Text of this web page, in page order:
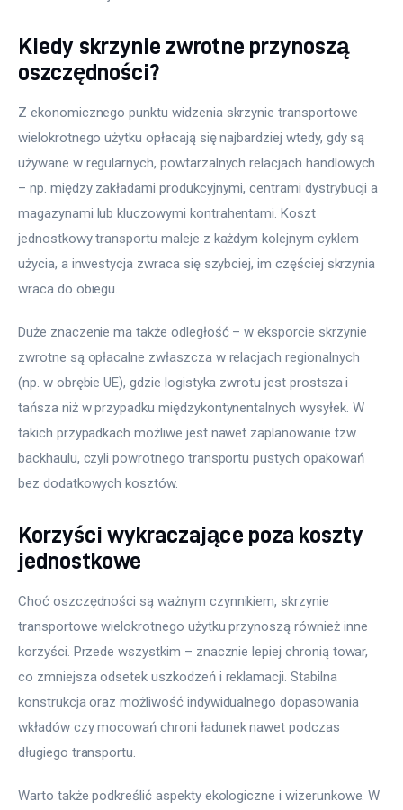
Kiedy skrzynie zwrotne przynoszą
oszczędności?
Z ekonomicznego punktu widzenia skrzynie transportowe
wielokrotnego użytku opłacają się najbardziej wtedy, gdy są
używane w regularnych, powtarzalnych relacjach handlowych
– np. między zakładami produkcyjnymi, centrami dystrybucji a
magazynami lub kluczowymi kontrahentami. Koszt
jednostkowy transportu maleje z każdym kolejnym cyklem
użycia, a inwestycja zwraca się szybciej, im częściej skrzynia
wraca do obiegu.
Duże znaczenie ma także odległość – w eksporcie skrzynie
zwrotne są opłacalne zwłaszcza w relacjach regionalnych
(np. w obrębie UE), gdzie logistyka zwrotu jest prostsza i
tańsza niż w przypadku międzykontynentalnych wysyłek. W
takich przypadkach możliwe jest nawet zaplanowanie tzw.
backhaulu, czyli powrotnego transportu pustych opakowań
bez dodatkowych kosztów.
Korzyści wykraczające poza koszty
jednostkowe
Choć oszczędności są ważnym czynnikiem, skrzynie
transportowe wielokrotnego użytku przynoszą również inne
korzyści. Przede wszystkim – znacznie lepiej chronią towar,
co zmniejsza odsetek uszkodzeń i reklamacji. Stabilna
konstrukcja oraz możliwość indywidualnego dopasowania
wkładów czy mocowań chroni ładunek nawet podczas
długiego transportu.
Warto także podkreślić aspekty ekologiczne i wizerunkowe. W